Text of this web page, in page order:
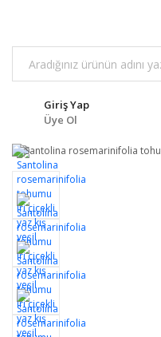
Giriş Yap
Üye Ol